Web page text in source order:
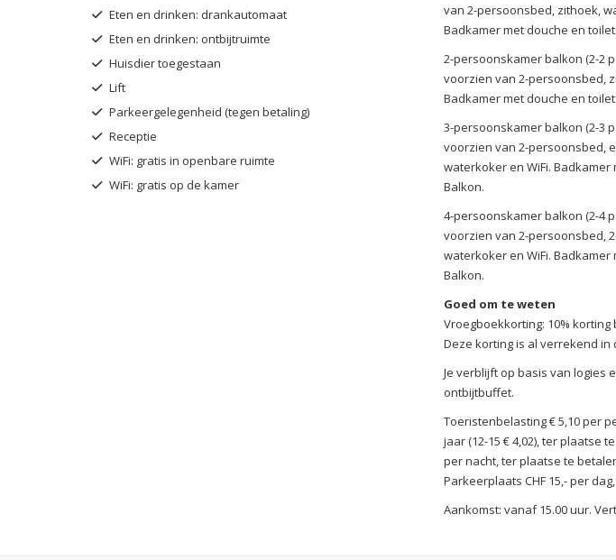
Eten en drinken: drankautomaat
Eten en drinken: ontbijtruimte
Huisdier toegestaan
Lift
Parkeergelegenheid (tegen betaling)
Receptie
WiFi: gratis in openbare ruimte
WiFi: gratis op de kamer
van 2-persoonsbed, zithoek,
Badkamer met douche en toilet.
2-persoonskamer balkon (2-2
voorzien van 2-persoonsbed,
Badkamer met douche en
3-persoonskamer balkon (2-3
voorzien van 2-persoonsbed,
waterkoker en WiFi. Badkamer
Balkon.
4-persoonskamer balkon (2-4
voorzien van 2-persoonsbed,
waterkoker en WiFi. Badkamer
Balkon.
Goed om te weten
Vroegboekkorting: 10% korting
Deze korting is al verrekend in
Je verblijft op basis van logies
ontbijtbuffet.
Toeristenbelasting € 5,10 per
jaar (12-15 € 4,02), ter plaatse
per nacht, ter plaatse te
Parkeerplaats CHF 15,- per
Aankomst: vanaf 15.00 uur.